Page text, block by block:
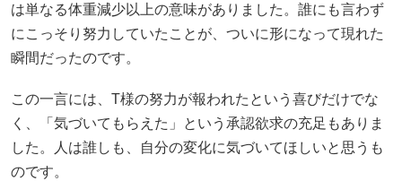
は単なる体重減少以上の意味がありました。誰にも言わず
にこっそり努力していたことが、ついに形になって現れた
瞬間だったのです。
この一言には、T様の努力が報われたという喜びだけでな
く、「気づいてもらえた」という承認欲求の充足もありま
した。人は誰しも、自分の変化に気づいてほしいと思うも
のです。